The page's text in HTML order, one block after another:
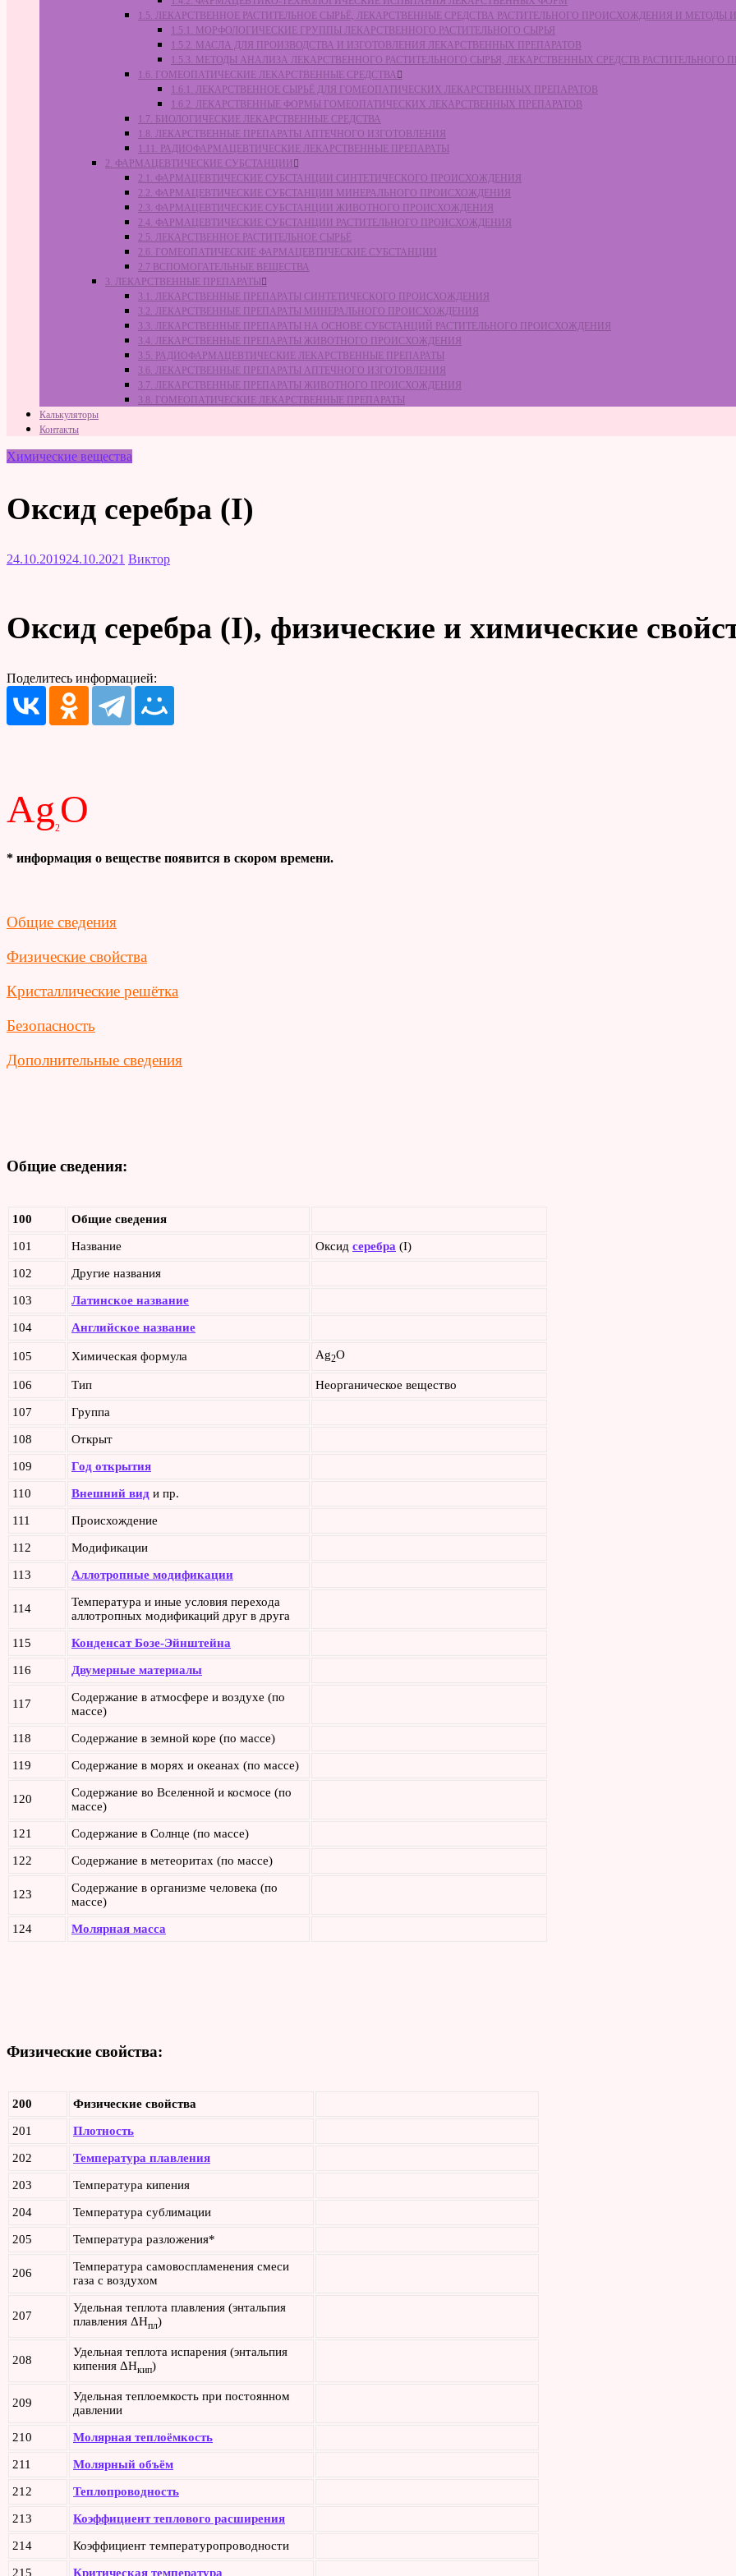
1.5. ЛЕКАРСТВЕННОЕ РАСТИТЕЛЬНОЕ СЫРЬЁ, ЛЕКАРСТВЕННЫЕ СРЕДСТВА РАСТИТЕЛЬНОГО ПРОИСХОЖДЕНИЯ И МЕТОДЫ
1.5.1. МОРФОЛОГИЧЕСКИЕ ГРУППЫ ЛЕКАРСТВЕННОГО РАСТИТЕЛЬНОГО СЫРЬЯ
1.5.2. МАСЛА ДЛЯ ПРОИЗВОДСТВА И ИЗГОТОВЛЕНИЯ ЛЕКАРСТВЕННЫХ ПРЕПАРАТОВ
1.5.3. МЕТОДЫ АНАЛИЗА ЛЕКАРСТВЕННОГО РАСТИТЕЛЬНОГО СЫРЬЯ, ЛЕКАРСТВЕННЫХ СРЕДСТВ РАСТИТЕЛЬНОГО
1.6. ГОМЕОПАТИЧЕСКИЕ ЛЕКАРСТВЕННЫЕ СРЕДСТВА
1.6.1. ЛЕКАРСТВЕННОЕ СЫРЬЁ ДЛЯ ГОМЕОПАТИЧЕСКИХ ЛЕКАРСТВЕННЫХ ПРЕПАРАТОВ
1.6.2. ЛЕКАРСТВЕННЫЕ ФОРМЫ ГОМЕОПАТИЧЕСКИХ ЛЕКАРСТВЕННЫХ ПРЕПАРАТОВ
1.7. БИОЛОГИЧЕСКИЕ ЛЕКАРСТВЕННЫЕ СРЕДСТВА
1.8. ЛЕКАРСТВЕННЫЕ ПРЕПАРАТЫ АПТЕЧНОГО ИЗГОТОВЛЕНИЯ
1.11. РАДИОФАРМАЦЕВТИЧЕСКИЕ ЛЕКАРСТВЕННЫЕ ПРЕПАРАТЫ
2. ФАРМАЦЕВТИЧЕСКИЕ СУБСТАНЦИИ
2.1. ФАРМАЦЕВТИЧЕСКИЕ СУБСТАНЦИИ СИНТЕТИЧЕСКОГО ПРОИСХОЖДЕНИЯ
2.2. ФАРМАЦЕВТИЧЕСКИЕ СУБСТАНЦИИ МИНЕРАЛЬНОГО ПРОИСХОЖДЕНИЯ
2.3. ФАРМАЦЕВТИЧЕСКИЕ СУБСТАНЦИИ ЖИВОТНОГО ПРОИСХОЖДЕНИЯ
2.4. ФАРМАЦЕВТИЧЕСКИЕ СУБСТАНЦИИ РАСТИТЕЛЬНОГО ПРОИСХОЖДЕНИЯ
2.5. ЛЕКАРСТВЕННОЕ РАСТИТЕЛЬНОЕ СЫРЬЁ
2.6. ГОМЕОПАТИЧЕСКИЕ ФАРМАЦЕВТИЧЕСКИЕ СУБСТАНЦИИ
2.7 ВСПОМОГАТЕЛЬНЫЕ ВЕЩЕСТВА
3. ЛЕКАРСТВЕННЫЕ ПРЕПАРАТЫ
3.1. ЛЕКАРСТВЕННЫЕ ПРЕПАРАТЫ СИНТЕТИЧЕСКОГО ПРОИСХОЖДЕНИЯ
3.2. ЛЕКАРСТВЕННЫЕ ПРЕПАРАТЫ МИНЕРАЛЬНОГО ПРОИСХОЖДЕНИЯ
3.3. ЛЕКАРСТВЕННЫЕ ПРЕПАРАТЫ НА ОСНОВЕ СУБСТАНЦИЙ РАСТИТЕЛЬНОГО ПРОИСХОЖДЕНИЯ
3.4. ЛЕКАРСТВЕННЫЕ ПРЕПАРАТЫ ЖИВОТНОГО ПРОИСХОЖДЕНИЯ
3.5. РАДИОФАРМАЦЕВТИЧЕСКИЕ ЛЕКАРСТВЕННЫЕ ПРЕПАРАТЫ
3.6. ЛЕКАРСТВЕННЫЕ ПРЕПАРАТЫ АПТЕЧНОГО ИЗГОТОВЛЕНИЯ
3.7. ЛЕКАРСТВЕННЫЕ ПРЕПАРАТЫ ЖИВОТНОГО ПРОИСХОЖДЕНИЯ
3.8. ГОМЕОПАТИЧЕСКИЕ ЛЕКАРСТВЕННЫЕ ПРЕПАРАТЫ
Калькуляторы
Контакты
Химические вещества
Оксид серебра (I)
24.10.201924.10.2021 Виктор
Оксид серебра (I), физические и химические
Поделитесь информацией:
Ag2O
* информация о веществе появится в скором времени.
Общие сведения
Физические свойства
Кристаллические решётка
Безопасность
Дополнительные сведения
Общие сведения:
100 Общие сведения
101 Название Оксид серебра (I)
102 Другие названия
103 Латинское название
104 Английское название
105 Химическая формула Ag2O
106 Тип Неорганическое вещество
107 Группа
108 Открыт
109 Год открытия
110 Внешний вид и пр.
111 Происхождение
112 Модификации
113 Аллотропные модификации
114
Температура и иные условия перехода
аллотропных модификаций друг в друга
115 Конденсат Бозе-Эйнштейна
116 Двумерные материалы
117
Содержание в атмосфере и воздухе (по
массе)
118 Содержание в земной коре (по массе)
119 Содержание в морях и океанах (по массе)
120
Содержание во Вселенной и космосе (по
массе)
121 Содержание в Солнце (по массе)
122 Содержание в метеоритах (по массе)
123
Содержание в организме человека (по
массе)
124 Молярная масса
Физические свойства:
200 Физические свойства
201 Плотность
202 Температура плавления
203 Температура кипения
204 Температура сублимации
205 Температура разложения*
206
Температура самовоспламенения смеси
газа с воздухом
207
Удельная теплота плавления (энтальпия
плавления ΔHпл)
208
Удельная теплота испарения (энтальпия
кипения ΔHкип)
209
Удельная теплоемкость при постоянном
давлении
210 Молярная теплоёмкость
211 Молярный объём
212 Теплопроводность
213 Коэффициент теплового расширения
214 Коэффициент температуропроводности
215 Критическая температура